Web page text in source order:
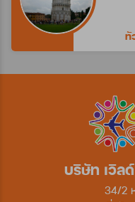
ทั
บริษัท เวิล
34/2